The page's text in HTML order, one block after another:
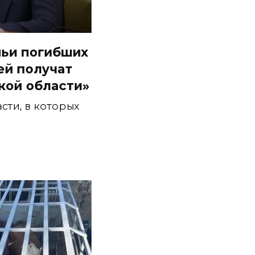
погибших
получат
области»
в которых